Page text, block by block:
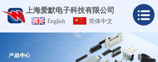
上海爱默电子科技有限公司
English 简体中文